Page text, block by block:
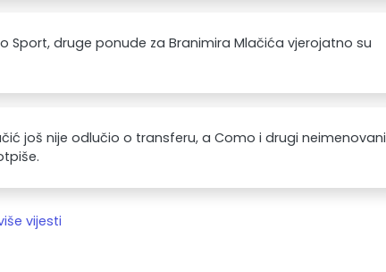
Sport, druge ponude za Branimira Mlačića vjerojatno su
još nije odlučio o transferu, a Como i drugi neimenovani
vijesti